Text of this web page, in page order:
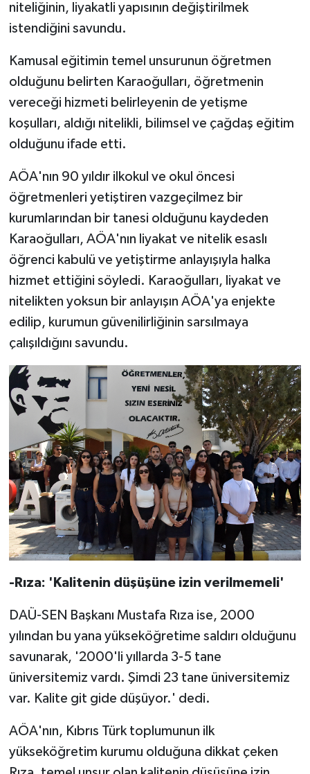
niteliğinin, liyakatli yapısının değiştirilmek
istendiğini savundu.
Kamusal eğitimin temel unsurunun öğretmen
olduğunu belirten Karaoğulları, öğretmenin
vereceği hizmeti belirleyenin de yetişme
koşulları, aldığı nitelikli, bilimsel ve çağdaş eğitim
olduğunu ifade etti.
AÖA'nın 90 yıldır ilkokul ve okul öncesi
öğretmenleri yetiştiren vazgeçilmez bir
kurumlarından bir tanesi olduğunu kaydeden
Karaoğulları, AÖA'nın liyakat ve nitelik esaslı
öğrenci kabulü ve yetiştirme anlayışıyla halka
hizmet ettiğini söyledi. Karaoğulları, liyakat ve
nitelikten yoksun bir anlayışın AÖA'ya enjekte
edilip, kurumun güvenilirliğinin sarsılmaya
çalışıldığını savundu.
-Rıza: 'Kalitenin düşüşüne izin verilmemeli'
DAÜ-SEN Başkanı Mustafa Rıza ise, 2000
yılından bu yana yükseköğretime saldırı olduğunu
savunarak, '2000'li yıllarda 3-5 tane
üniversitemiz vardı. Şimdi 23 tane üniversitemiz
var. Kalite git gide düşüyor.' dedi.
AÖA'nın, Kıbrıs Türk toplumunun ilk
yükseköğretim kurumu olduğuna dikkat çeken